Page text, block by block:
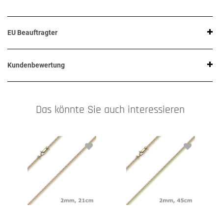
EU Beauftragter
Kundenbewertung
Das könnte Sie auch interessieren